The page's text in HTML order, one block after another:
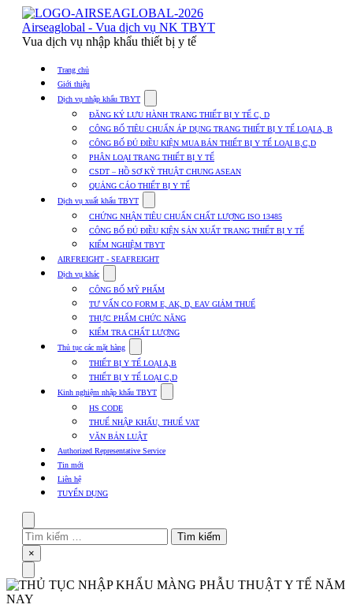
Skip
content
Airseaglobal - Vua dịch vụ NK TBYT
Vua dịch vụ nhập khẩu thiết bị y tế
Trang chủ
Giới thiệu
Dịch vụ nhập khẩu TBYT
submenu
for
Dịch
vụ
nhập
khẩu
TBYT
ĐĂNG KÝ LƯU HÀNH TRANG THIẾT BỊ Y TẾ C, D
CÔNG BỐ TIÊU CHUẨN ÁP DỤNG TRANG THIẾT BỊ Y TẾ LOẠI A, B
CÔNG BỐ ĐỦ ĐIỀU KIỆN MUA BÁN THIẾT BỊ Y TẾ LOẠI B,C,D
PHÂN LOẠI TRANG THIẾT BỊ Y TẾ
CSDT – HỒ SƠ KỸ THUẬT CHUNG ASEAN
QUẢNG CÁO THIẾT BỊ Y TẾ
Dịch vụ xuất khẩu TBYT
submenu
for
Dịch
vụ
xuất
TBYT
CHỨNG NHẬN TIÊU CHUẨN CHẤT LƯỢNG ISO 13485
CÔNG BỐ ĐỦ ĐIỀU KIỆN SẢN XUẤT TRANG THIẾT BỊ Y TẾ
KIỂM NGHIỆM TBYT
AIRFREIGHT - SEAFREIGHT
Dịch vụ khác
submenu
for
Dịch
vụ
khác
CÔNG BỐ MỸ PHẨM
TƯ VẤN CO FORM E, AK, D, EAV GIẢM THUẾ
THỰC PHẨM CHỨC NĂNG
KIỂM TRA CHẤT LƯỢNG
Thủ tục các mặt hàng
submenu
for
Thủ
tục
mặt
hàng
THIẾT BỊ Y TẾ LOẠI A,B
THIẾT BỊ Y TẾ LOẠI C,D
Kinh nghiệm nhập khẩu TBYT
submenu
Kinh
HS CODE
THUẾ NHẬP KHẨU, THUẾ VAT
VĂN BẢN LUẬT
Authorized Representative Service
Tin mới
Liên hệ
TUYỂN DỤNG
Tìm
kiếm
cho:
Close
×